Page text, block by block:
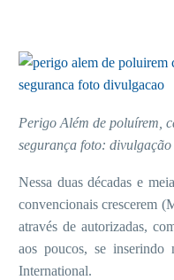
Perigo Além de poluírem,
segurança foto: divulgação
Nessa duas décadas e
convencionais crescerem
através de autorizadas,
aos poucos, se
International.